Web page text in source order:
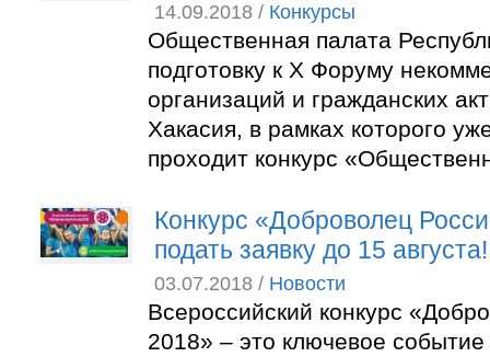
14.09.2018 / Конкурсы
Общественная палата
подготовку к X Форуму
организаций и гражданских
Хакасия, в рамках которого
проходит конкурс
Конкурс «Доброволец
подать заявку до 15 августа!
03.07.2018 / Новости
Всероссийский конкурс
2018» – это ключевое